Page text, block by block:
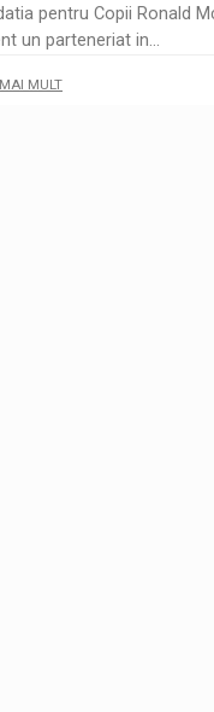
pentru Copii Ronald
un parteneriat in…
MULT